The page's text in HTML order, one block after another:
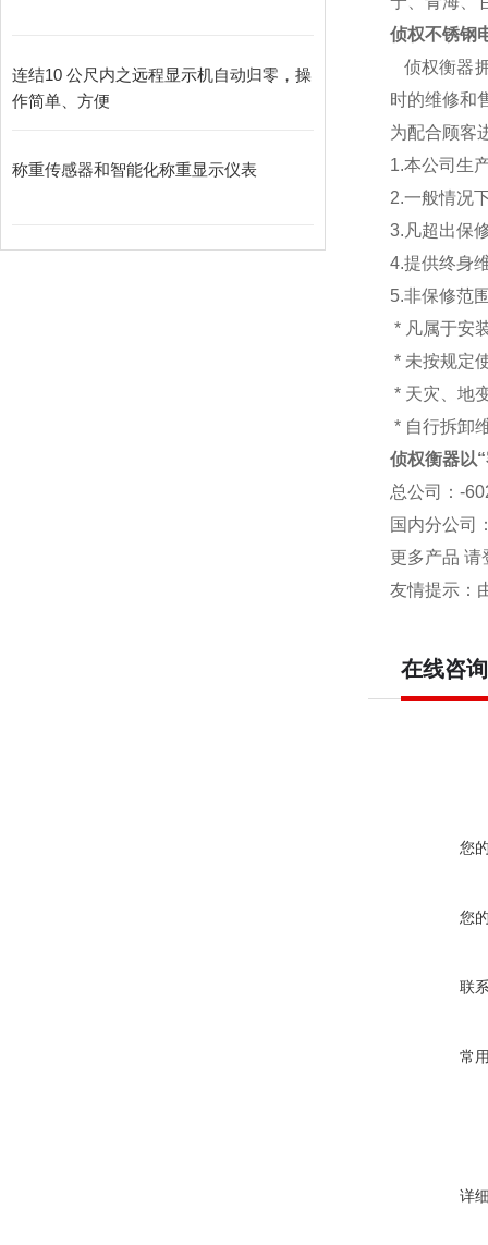
连结10 公尺内之远程显示机自动归零，操
作简单、方便
称重传感器和智能化称重显示仪表
侦权不锈钢
侦权衡器
时的维修和
为配合顾客
1.本公司生
2.一般情况
3.凡超出保
4.提供终身
5.非保修范
* 凡属于安
* 未按规定
* 天灾、地
* 自行拆卸
侦权衡器以
总公司
：-
国内分公司
更多产品 请
友情提示：
在线咨询
您
您
联
常
详